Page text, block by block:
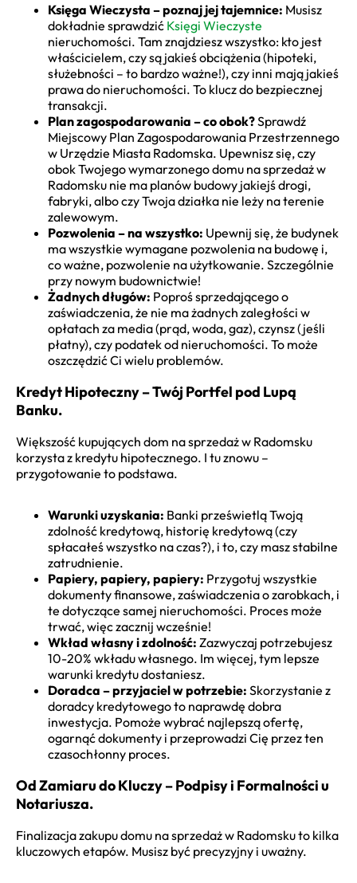
Księga Wieczysta – poznaj jej tajemnice: Musisz
dokładnie sprawdzić Księgi Wieczyste
nieruchomości. Tam znajdziesz wszystko: kto jest
właścicielem, czy są jakieś obciążenia (hipoteki,
służebności – to bardzo ważne!), czy inni mają jakieś
prawa do nieruchomości. To klucz do bezpiecznej
transakcji.
Plan zagospodarowania – co obok?Sprawdź
Miejscowy Plan Zagospodarowania Przestrzennego
w Urzędzie Miasta Radomska. Upewnisz się, czy
obok Twojego wymarzonego domu na sprzedaż w
Radomsku nie ma planów budowy jakiejś drogi,
fabryki, albo czy Twoja działka nie leży na terenie
zalewowym.
Pozwolenia – na wszystko: Upewnij się, że budynek
ma wszystkie wymagane pozwolenia na budowę i,
co ważne, pozwolenie na użytkowanie. Szczególnie
przy nowym budownictwie!
Żadnych długów: Poproś sprzedającego o
zaświadczenia, że nie ma żadnych zaległości w
opłatach za media (prąd, woda, gaz), czynsz (jeśli
płatny), czy podatek od nieruchomości. To może
oszczędzić Ci wielu problemów.
Kredyt Hipoteczny – Twój Portfel pod Lupą
Banku.
Większość kupujących dom na sprzedaż w Radomsku
korzysta z kredytu hipotecznego. I tu znowu –
przygotowanie to podstawa.
Warunki uzyskania: Banki prześwietlą Twoją
zdolność kredytową, historię kredytową (czy
spłacałeś wszystko na czas?), i to, czy masz stabilne
zatrudnienie.
Papiery, papiery, papiery: Przygotuj wszystkie
dokumenty finansowe, zaświadczenia o zarobkach, i
te dotyczące samej nieruchomości. Proces może
trwać, więc zacznij wcześnie!
Wkład własny i zdolność: Zazwyczaj potrzebujesz
10-20% wkładu własnego. Im więcej, tym lepsze
warunki kredytu dostaniesz.
Doradca – przyjaciel w potrzebie: Skorzystanie z
doradcy kredytowego to naprawdę dobra
inwestycja. Pomoże wybrać najlepszą ofertę,
ogarnąć dokumenty i przeprowadzi Cię przez ten
czasochłonny proces.
Od Zamiaru do Kluczy – Podpisy i Formalności u
Notariusza.
Finalizacja zakupu domu na sprzedaż w Radomsku to kilka
kluczowych etapów. Musisz być precyzyjny i uważny.